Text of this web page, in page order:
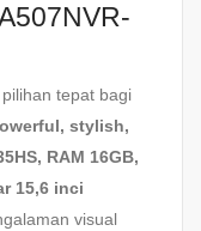
tepat bagi
stylish,
RAM 16GB,
15,6 inci
visual